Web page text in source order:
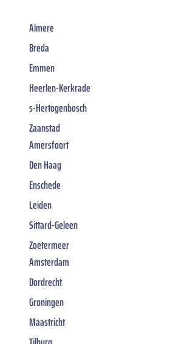
Almere
Breda
Emmen
Heerlen-Kerkrade
s-Hertogenbosch
Zaanstad
Amersfoort
Den Haag
Enschede
Leiden
Sittard-Geleen
Zoetermeer
Amsterdam
Dordrecht
Groningen
Maastricht